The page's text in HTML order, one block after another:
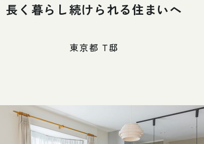
長く暮らし続けられる住まいへ
東京都 T邸